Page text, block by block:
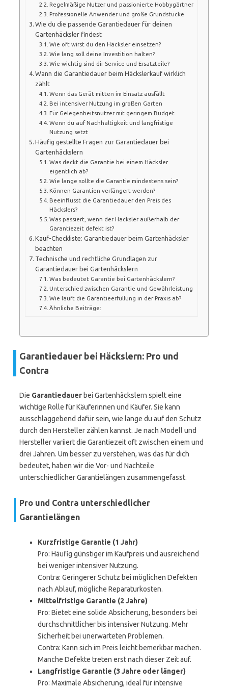
Regelmäßige Nutzer und passionierte Hobbygärtner
Professionelle Anwender und große Grundstücke
Wie du die passende Garantiedauer für deinen
Gartenhäcksler findest
Wie oft wirst du den Häcksler einsetzen?
Wie lang soll deine Investition halten?
Wie wichtig sind dir Service und Ersatzteile?
Wann die Garantiedauer beim Häckslerkauf wirklich
zählt
Wenn das Gerät mitten im Einsatz ausfällt
Bei intensiver Nutzung im großen Garten
Für Gelegenheitsnutzer mit geringem Budget
Wenn du auf Nachhaltigkeit und langfristige
Nutzung setzt
Häufig gestellte Fragen zur Garantiedauer bei
Gartenhäckslern
Was deckt die Garantie bei einem Häcksler
eigentlich ab?
Wie lange sollte die Garantie mindestens sein?
Können Garantien verlängert werden?
Beeinflusst die Garantiedauer den Preis des
Häckslers?
Was passiert, wenn der Häcksler außerhalb der
Garantiezeit defekt ist?
Kauf-Checkliste: Garantiedauer beim Gartenhäcksler
beachten
Technische und rechtliche Grundlagen zur
Garantiedauer bei Gartenhäckslern
Was bedeutet Garantie bei Gartenhäckslern?
Unterschied zwischen Garantie und Gewährleistung
Wie läuft die Garantieerfüllung in der Praxis ab?
Ähnliche Beiträge:
Garantiedauer bei Häckslern: Pro und
Contra
Die Garantiedauer bei Gartenhäckslern spielt eine
wichtige Rolle für Käuferinnen und Käufer. Sie kann
ausschlaggebend dafür sein, wie lange du auf den Schutz
durch den Hersteller zählen kannst. Je nach Modell und
Hersteller variiert die Garantiezeit oft zwischen einem und
drei Jahren. Um besser zu verstehen, was das für dich
bedeutet, haben wir die Vor- und Nachteile
unterschiedlicher Garantielängen zusammengefasst.
Pro und Contra unterschiedlicher
Garantielängen
Kurzfristige Garantie (1 Jahr)
Pro: Häufig günstiger im Kaufpreis und ausreichend
bei weniger intensiver Nutzung.
Contra: Geringerer Schutz bei möglichen Defekten
nach Ablauf, mögliche Reparaturkosten.
Mittelfristige Garantie (2 Jahre)
Pro: Bietet eine solide Absicherung, besonders bei
durchschnittlicher bis intensiver Nutzung. Mehr
Sicherheit bei unerwarteten Problemen.
Contra: Kann sich im Preis leicht bemerkbar machen.
Manche Defekte treten erst nach dieser Zeit auf.
Langfristige Garantie (3 Jahre oder länger)
Pro: Maximale Absicherung, ideal für intensive